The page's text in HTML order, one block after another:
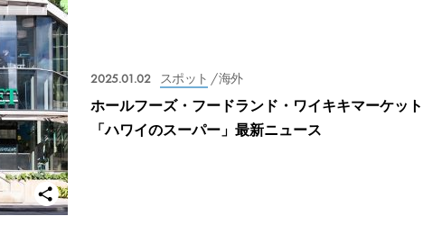
2025.01.02 スポット / 海外
ホールフーズ・フードランド・ワイキキマーケット
「ハワイのスーパー」最新ニュース